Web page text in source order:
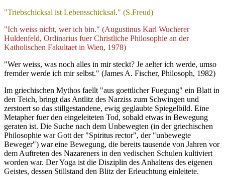
"Triebschicksal ist Lebensschicksal." (S.Freud)
"Ich weiss nicht, wer ich bin." (Augustinus Karl Wucherer
Huldenfeld, Ordinarius fuer Christliche Philosophie an der
Katholischen Fakultaet in Wien, 1978)
"Wer weiss, was noch alles in mir steckt? Je aelter ich werde, umso
fremder werde ich mir selbst." (James A. Fischer, Philosoph, 1982)
Im griechischen Mythos faellt "aus goettlicher Fuegung" ein Blatt in
den Teich, bringt das Antlitz des Narziss zum Schwingen und
zerstoert so das stillgestandene, ewig geglaubte Spiegelbild. Eine
Metapher fuer den eingeleiteten Tod, sobald etwas in Bewegung
geraten ist. Die Suche nach dem Unbewegten (in der griechischen
Philosophie war Gott der "Spiritus rector", der "unbewegte
Beweger") war eine Bewegung, die bereits tausende von Jahren vor
dem Auftreten des Nazareners in den vedischen Schulen kultiviert
worden war. Der Yoga ist die Disziplin des Anhaltens des eigenen
Geistes, dessen Stillstand den Blitz der Erleuchtung einleitete.